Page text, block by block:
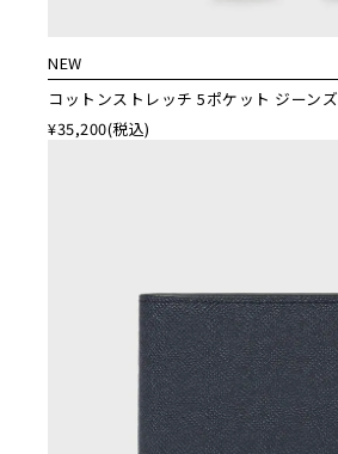
NEW
コットンストレッチ 5ポケット ジーンズ
¥35,200(税込)